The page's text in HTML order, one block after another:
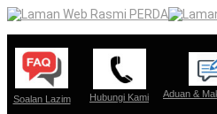
Soalan Lazim Hubungi Kami Aduan &